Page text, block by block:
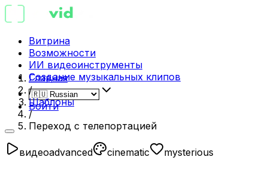
Витрина
Возможности
ИИ видеоинструменты
Создание музыкальных клипов
Войти
Главная
/
Шаблоны
/
Переход с телепортацией
видеоadvanced cinematic mysterious